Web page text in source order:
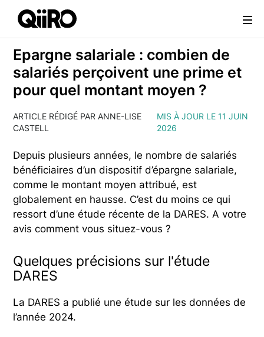
Webflow Homepage
Epargne salariale : combien de
salariés perçoivent une prime et
pour quel montant moyen ?
ARTICLE RÉDIGÉ PAR ANNE-LISE
CASTELL
MIS À JOUR LE 11 JUIN
2026
Depuis plusieurs années, le nombre de salariés
bénéficiaires d’un dispositif d’épargne salariale,
comme le montant moyen attribué, est
globalement en hausse. C’est du moins ce qui
ressort d’une étude récente de la DARES. A votre
avis comment vous situez-vous ?
Quelques précisions sur l'étude
DARES
La DARES a publié une étude sur les données de
l’année 2024.